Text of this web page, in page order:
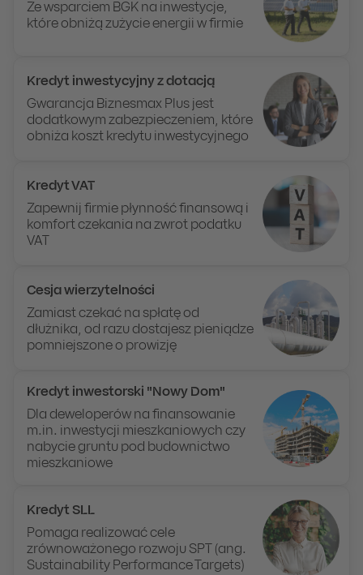
Ze wsparciem BGK na inwestycje,
które obniżą zużycie energii w firmie
Kredyt inwestycyjny z dotacją
Gwarancja Biznesmax Plus jest
dodatkowym zabezpieczeniem, które
obniża koszt kredytu inwestycyjnego
Kredyt VAT
Zapewnij firmie płynność finansową i
komfort czekania na zwrot podatku
VAT
Cesja wierzytelności
Zamiast czekać na spłatę od
dłużnika, od razu dostajesz pieniądze
pomniejszone o prowizję
Kredyt inwestorski "Nowy Dom"
Dla deweloperów na finansowanie
m.in. inwestycji mieszkaniowych czy
nabycie gruntu pod budownictwo
mieszkaniowe
Kredyt SLL
Pomaga realizować cele
zrównoważonego rozwoju SPT (ang.
Sustainability Performance Targets)